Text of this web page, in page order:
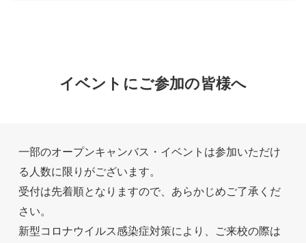
イベントにご参加の皆様へ
一部のオープンキャンバス・イベントは参加いただけ
る人数に限りがございます。
受付は先着順となりますので、あらかじめご了承くだ
さい。
新型コロナウイルス感染症対策により、ご来校の際は